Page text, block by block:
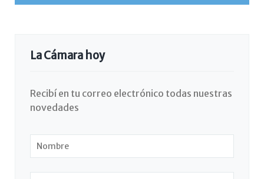
La Cámara hoy
Recibí en tu correo electrónico todas nuestras
novedades